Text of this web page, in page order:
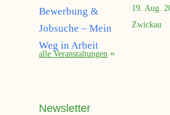
19. Aug.
Zwickau
alle Veranstaltungen
Newsletter